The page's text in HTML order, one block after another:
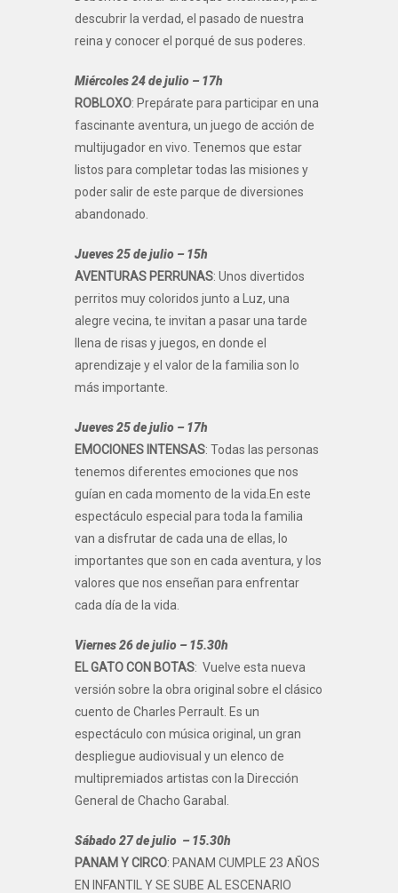
descubrir la verdad, el pasado de nuestra
reina y conocer el porqué de sus poderes.
Miércoles 24 de julio – 17h
ROBLOXO: Prepárate para participar en una
fascinante aventura, un juego de acción de
multijugador en vivo. Tenemos que estar
listos para completar todas las misiones y
poder salir de este parque de diversiones
abandonado.
Jueves 25 de julio – 15h
AVENTURAS PERRUNAS: Unos divertidos
perritos muy coloridos junto a Luz, una
alegre vecina, te invitan a pasar una tarde
llena de risas y juegos, en donde el
aprendizaje y el valor de la familia son lo
más importante.
Jueves 25 de julio – 17h
EMOCIONES INTENSAS: Todas las personas
tenemos diferentes emociones que nos
guían en cada momento de la vida.En este
espectáculo especial para toda la familia
van a disfrutar de cada una de ellas, lo
importantes que son en cada aventura, y los
valores que nos enseñan para enfrentar
cada día de la vida.
Viernes 26 de julio – 15.30h
EL GATO CON BOTAS: Vuelve esta nueva
versión sobre la obra original sobre el clásico
cuento de Charles Perrault. Es un
espectáculo con música original, un gran
despliegue audiovisual y un elenco de
multipremiados artistas con la Dirección
General de Chacho Garabal.
Sábado 27 de julio – 15.30h
PANAM Y CIRCO: PANAM CUMPLE 23 AÑOS
EN INFANTIL Y SE SUBE AL ESCENARIO